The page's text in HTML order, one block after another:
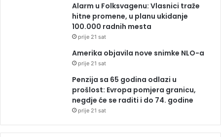
Alarm u Folksvagenu: Vlasnici traže
hitne promene, u planu ukidanje
100.000 radnih mesta
prije 21 sat
Amerika objavila nove snimke NLO-a
prije 21 sat
Penzija sa 65 godina odlazi u
prošlost: Evropa pomjera granicu,
negdje će se raditi i do 74. godine
prije 21 sat